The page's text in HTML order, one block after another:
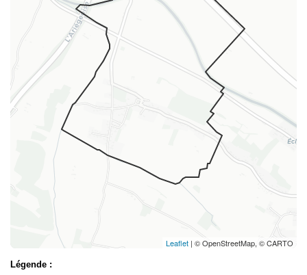
Leaflet | © OpenStreetMap, © CARTO
Légende :